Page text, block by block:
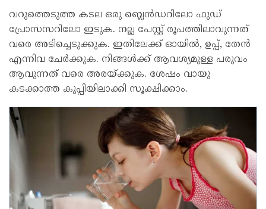
വറുത്തെടുത്ത കടല ഒരു ബ്ലെൻഡറിലോ ഫുഡ്
പ്രോസസറിലോ ഇടുക. നല്ല പേസ്റ്റ് രൂപത്തിലാവുന്നത്
വരെ അടിച്ചെടുക്കുക. ഇതിലേക്ക് ഓയിൽ, ഉപ്പ്, തേൻ
എന്നിവ ചേർക്കുക. നിങ്ങൾക്ക് ആവശ്യമുള്ള പരുവം
ആവുന്നത് വരെ അരയ്ക്കുക. ശേഷം വായു
കടക്കാത്ത കുപ്പിയിലാക്കി സൂക്ഷിക്കാം.